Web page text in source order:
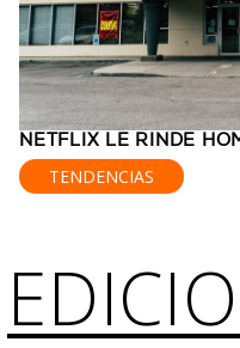
NETFLIX LE RINDE
TENDENCIAS